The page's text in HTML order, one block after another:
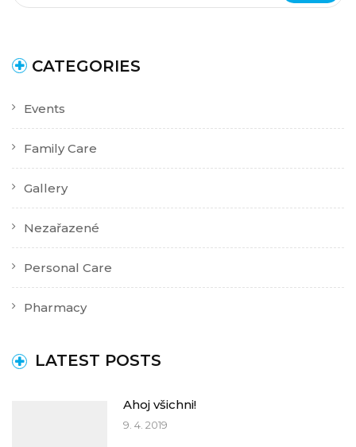
CATEGORIES
Events
Family Care
Gallery
Nezařazené
Personal Care
Pharmacy
LATEST POSTS
Ahoj všichni!
9. 4. 2019